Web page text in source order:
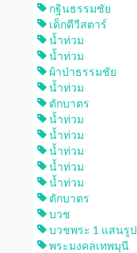
กฐินธรรมชัย
เด็กดีวีสตาร์
น้ำท่วม
น้ำท่วม
ผ้าป่าธรรมชัย
น้ำท่วม
ตักบาตร
น้ำท่วม
น้ำท่วม
น้ำท่วม
น้ำท่วม
น้ำท่วม
ตักบาตร
บวช
บวชพระ 1 แสนรูป
พระมงคลเทพมุนี